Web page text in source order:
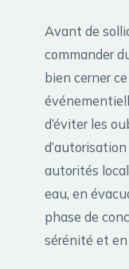
Avant de
commander
bien cerner
d’éviter les
autorités
eau, en
phase de
sérénité et